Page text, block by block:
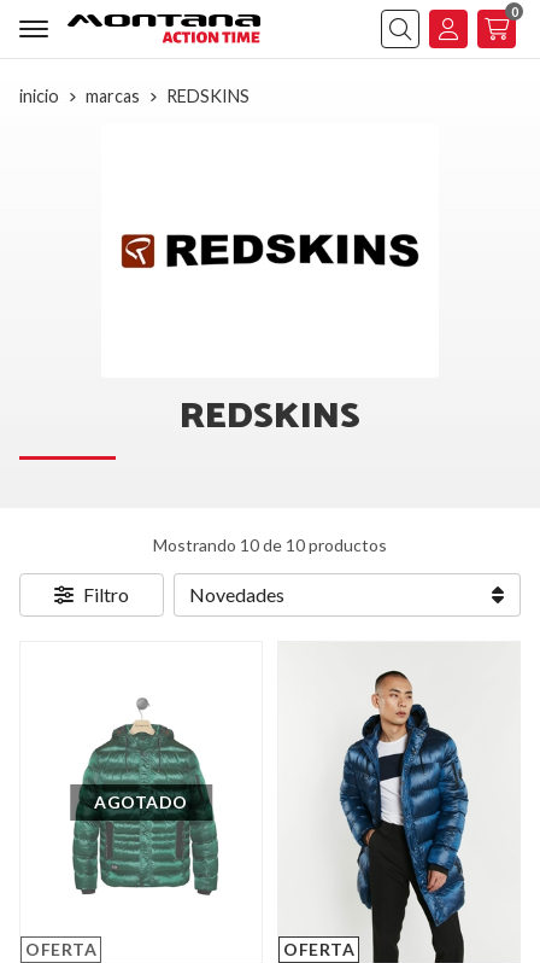
Buscar
0
inicio marcas REDSKINS
REDSKINS
Mostrando 10 de 10 productos
Filtro
OFERTA
AGOTADO
OFERTA